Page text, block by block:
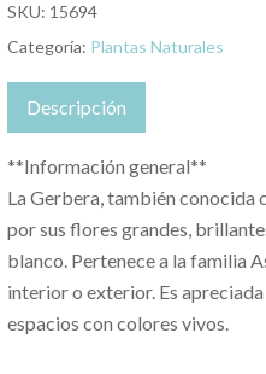
SKU: 15694
Categoría: Plantas Naturales
Descripción
**Información general**
La Gerbera, también conocida
por sus flores grandes,
blanco. Pertenece a la familia
interior o exterior. Es
espacios con colores vivos.